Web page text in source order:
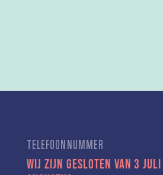
TELEFOONNUMMER
Wij zijn gesloten van 3